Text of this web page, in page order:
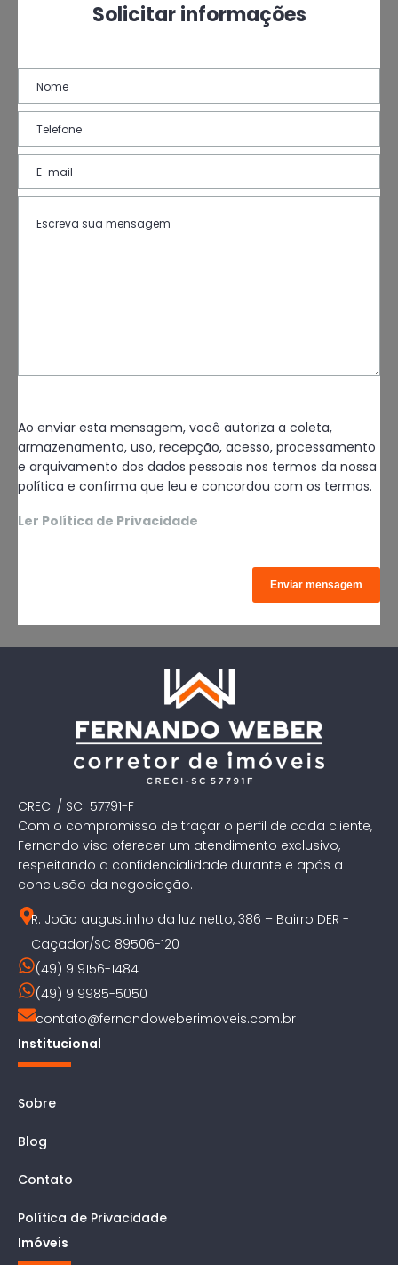
Solicitar informações
Ao enviar esta mensagem, você autoriza a coleta,
armazenamento, uso, recepção, acesso, processamento
e arquivamento dos dados pessoais nos termos da nossa
política e confirma que leu e concordou com os termos.
Ler Política de Privacidade
CRECI / SC 57791-F
Com o compromisso de traçar o perfil de cada cliente,
Fernando visa oferecer um atendimento exclusivo,
respeitando a confidencialidade durante e após a
conclusão da negociação.
R. João augustinho da luz netto, 386 – Bairro DER -
Caçador/SC 89506-120
(49) 9 9156-1484
(49) 9 9985-5050
contato@fernandoweberimoveis.com.br
Institucional
Sobre
Blog
Contato
Política de Privacidade
Imóveis